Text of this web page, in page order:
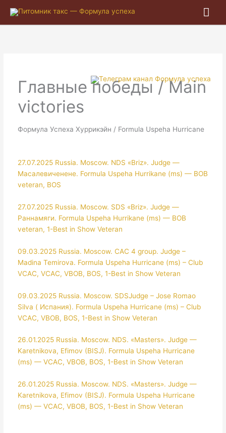
Главные победы / Main
victories
Формула Успеха Хуррикэйн / Formula Uspeha Hurricane
27.07.2025 Russia. Moscow. NDS «Briz». Judge —
Масалевиченене. Formula Uspeha Hurrikane (ms) — BOB
veteran, BOS
27.07.2025 Russia. Moscow. SDS «Briz». Judge —
Раннамяги. Formula Uspeha Hurrikane (ms) — BOB
veteran, 1-Best in Show Veteran
09.03.2025 Russia. Moscow. СAC 4 group. Judge –
Madina Temirova. Formula Uspeha Hurricane (ms) – Club
VCAC, VCAC, VBOB, BOS, 1-Best in Show Veteran
09.03.2025 Russia. Moscow. SDSJudge – Jose Romao
Silva ( Испания). Formula Uspeha Hurricane (ms) – Club
VCAC, VBOB, BOS, 1-Best in Show Veteran
26.01.2025 Russia. Moscow. NDS. «Masters». Judge —
Karetnikova, Efimov (BISJ). Formula Uspeha Hurricane
(ms) — VCAC, VBOB, BOS, 1-Best in Show Veteran
26.01.2025 Russia. Moscow. NDS. «Masters». Judge —
Karetnikova, Efimov (BISJ). Formula Uspeha Hurricane
(ms) — VCAC, VBOB, BOS, 1-Best in Show Veteran